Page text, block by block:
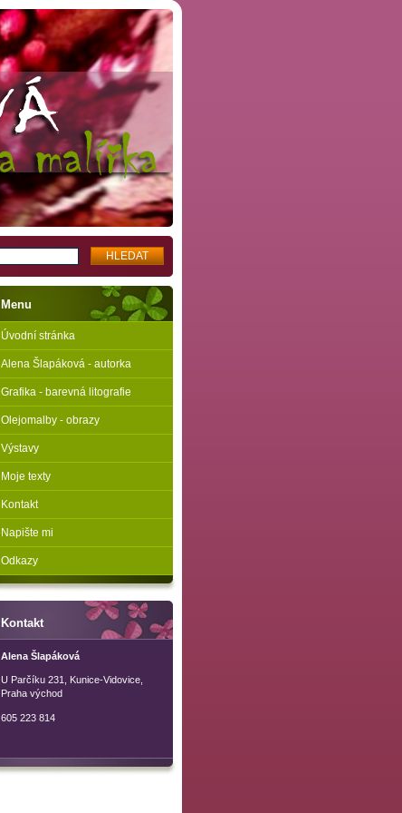
Menu
Úvodní stránka
Alena Šlapáková - autorka
Grafika - barevná litografie
Olejomalby - obrazy
Výstavy
Moje texty
Kontakt
Napište mi
Odkazy
Kontakt
Alena Šlapáková
U Parčíku 231, Kunice-Vidovice,
Praha východ
605 223 814